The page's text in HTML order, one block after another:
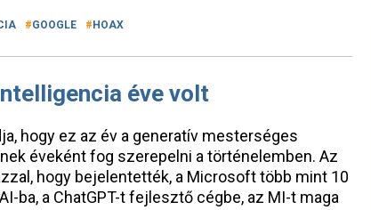
GOOGLE HOAX
éve volt
hogy ez az év a generatív mesterséges
éveként fog szerepelni a történelemben. Az
hogy bejelentették, a Microsoft több mint 10
ba, a ChatGPT-t fejlesztő cégbe, az MI-t maga